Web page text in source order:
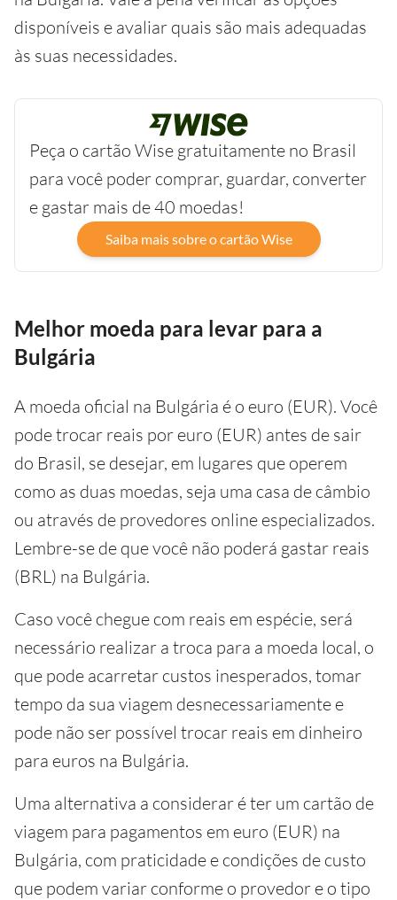
disponíveis e avaliar quais são mais adequadas
às suas necessidades.
Peça o cartão Wise gratuitamente no Brasil
para você poder comprar, guardar, converter
e gastar mais de 40 moedas!
Saiba mais sobre o cartão Wise
Melhor moeda para levar para a
Bulgária
A moeda oficial na Bulgária é o euro (EUR). Você
pode trocar reais por euro (EUR) antes de sair
do Brasil, se desejar, em lugares que operem
como as duas moedas, seja uma casa de câmbio
ou através de provedores online especializados.
Lembre-se de que você não poderá gastar reais
(BRL) na Bulgária.
Caso você chegue com reais em espécie, será
necessário realizar a troca para a moeda local, o
que pode acarretar custos inesperados, tomar
tempo da sua viagem desnecessariamente e
pode não ser possível trocar reais em dinheiro
para euros na Bulgária.
Uma alternativa a considerar é ter um cartão de
viagem para pagamentos em euro (EUR) na
Bulgária, com praticidade e condições de custo
que podem variar conforme o provedor e o tipo